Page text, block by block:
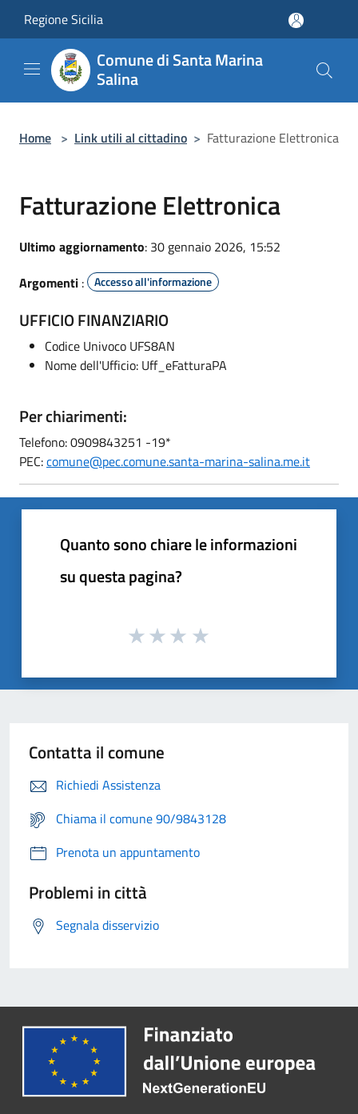
Regione Sicilia
Comune di Santa Marina
Salina
Home > Link utili al cittadino > Fatturazione Elettronica
Fatturazione Elettronica
Ultimo aggiornamento: 30 gennaio 2026, 15:52
Argomenti : Accesso all'informazione
UFFICIO FINANZIARIO
Codice Univoco UFS8AN
Nome dell'Ufficio: Uff_eFatturaPA
Per chiarimenti:
Telefono: 0909843251 -19*
PEC:comune@pec.comune.santa-marina-salina.me.it
Quanto sono chiare le informazioni
su questa pagina?
Contatta il comune
Richiedi Assistenza
Chiama il comune 90/9843128
Prenota un appuntamento
Problemi in città
Segnala disservizio